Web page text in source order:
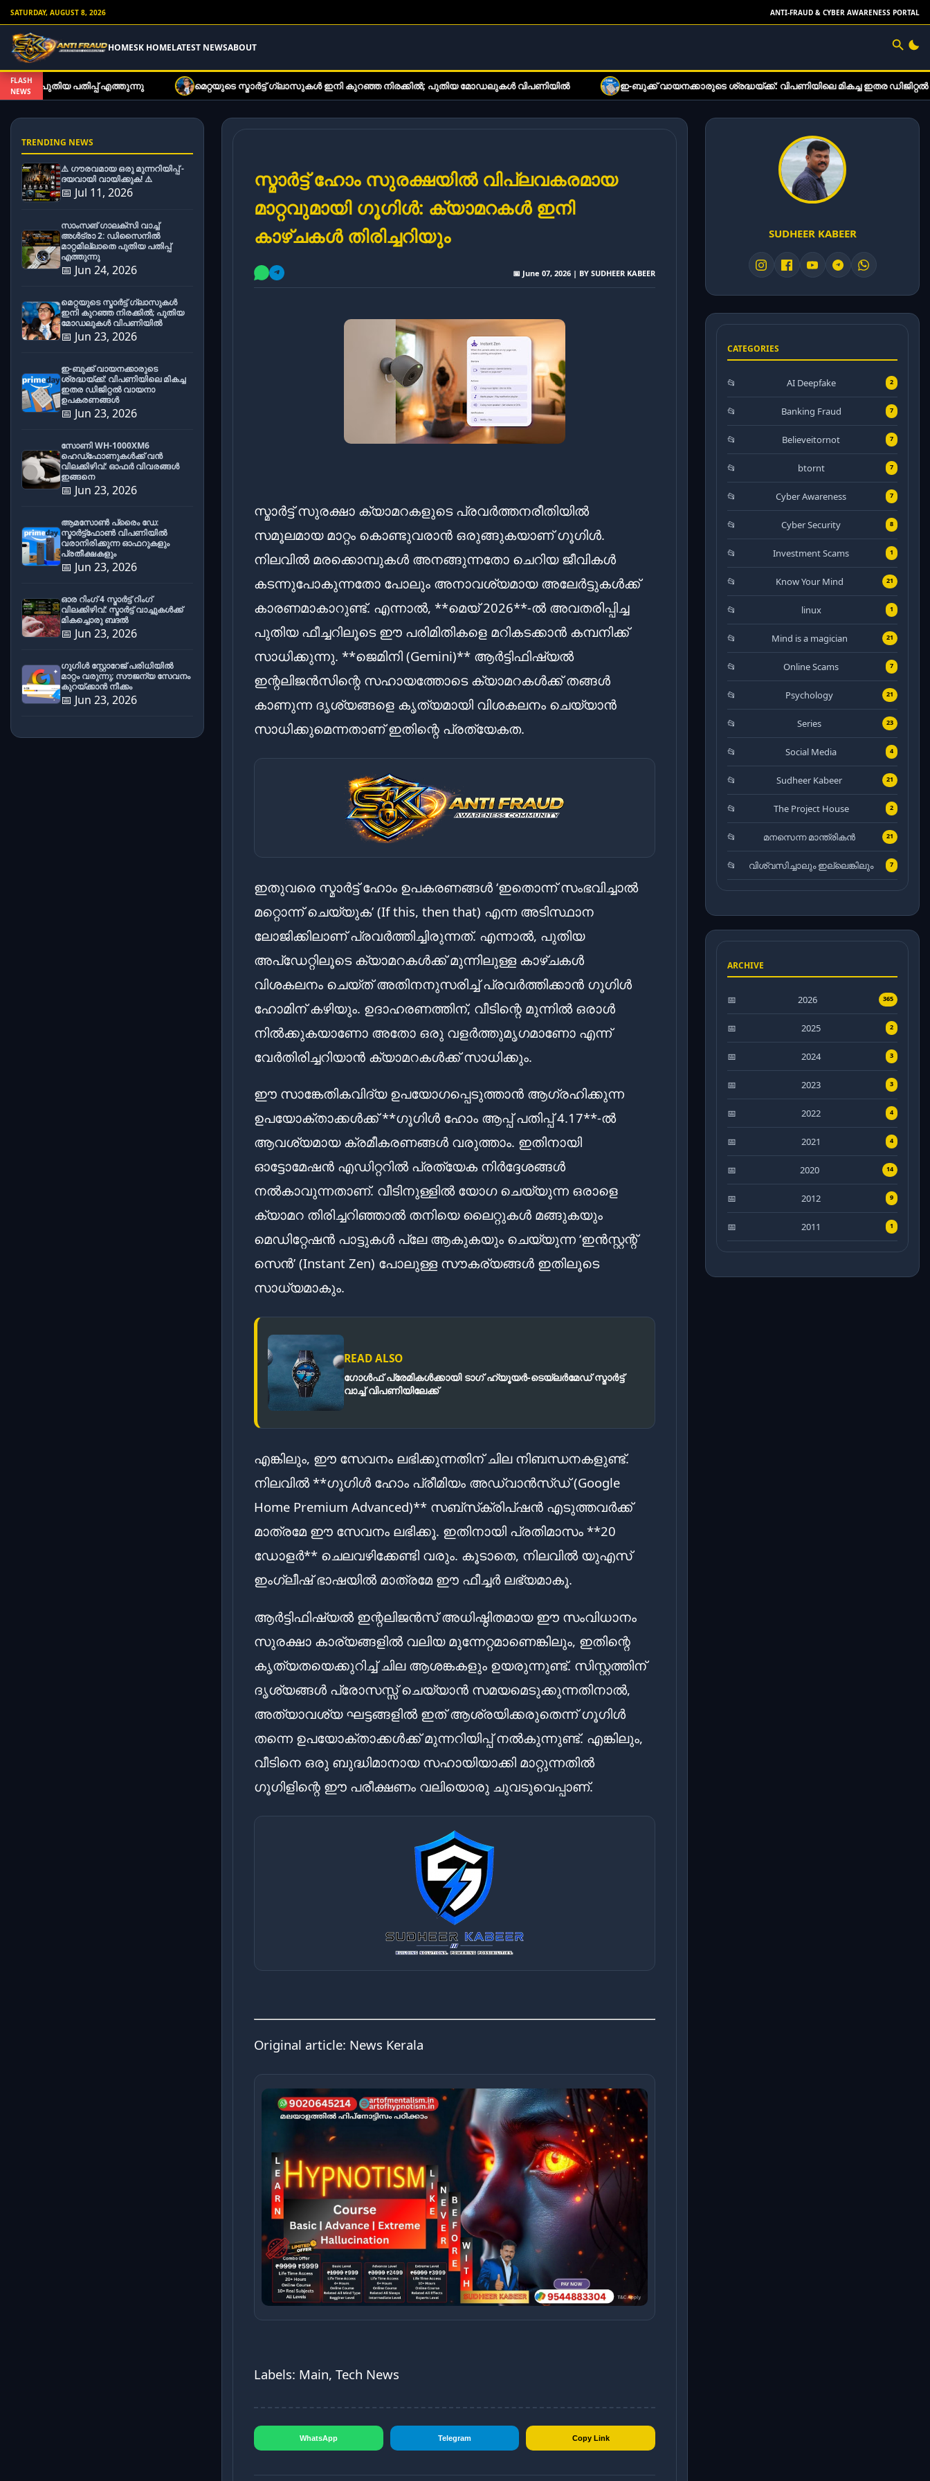
SATURDAY, AUGUST 8, 2026 ANTI-FRAUD & CYBER AWARENESS PORTAL
HOMESK HOMELATEST NEWSABOUT
FLASH
NEWS
എത്തുന്നു മെറ്റയുടെ സ്മാർട്ട് ഗ്ലാസുകൾ ഇനി കുറഞ്ഞ നിരക്കിൽ; പുതിയ മോഡലുകൾ വിപണിയിൽ ഇ-ബുക്ക് വായനക്കാരുടെ ശ്രദ്ധയ്ക്ക്: വിപണിയിലെ മികച്ച ഇതര ഡിജിറ്റൽ വായനാ
TRENDING NEWS
⚠️ ഗൗരവമായ ഒരു മുന്നറിയിപ്പ് -
ദയവായി വായിക്കുക! ⚠️
📅 Jul 11, 2026
സാംസങ് ഗാലക്സി വാച്ച്
അൾട്രാ 2: ഡിസൈനിൽ
മാറ്റമില്ലാതെ പുതിയ പതിപ്പ്
എത്തുന്നു
📅 Jun 24, 2026
മെറ്റയുടെ സ്മാർട്ട് ഗ്ലാസുകൾ
ഇനി കുറഞ്ഞ നിരക്കിൽ; പുതിയ
മോഡലുകൾ വിപണിയിൽ
📅 Jun 23, 2026
ഇ-ബുക്ക് വായനക്കാരുടെ
ശ്രദ്ധയ്ക്ക്: വിപണിയിലെ മികച്ച
ഇതര ഡിജിറ്റൽ വായനാ
ഉപകരണങ്ങൾ
📅 Jun 23, 2026
സോണി WH-1000XM6
ഹെഡ്‌ഫോണുകൾക്ക് വൻ
വിലക്കിഴിവ്: ഓഫർ വിവരങ്ങൾ
ഇങ്ങനെ
📅 Jun 23, 2026
ആമസോൺ പ്രൈം ഡേ:
സ്മാർട്ട്ഫോൺ വിപണിയിൽ
വരാനിരിക്കുന്ന ഓഫറുകളും
പ്രതീക്ഷകളും
📅 Jun 23, 2026
ഓര റിംഗ് 4 സ്മാർട്ട് റിംഗ്
വിലക്കിഴിവ്: സ്മാർട്ട് വാച്ചുകൾക്ക്
മികച്ചൊരു ബദൽ
📅 Jun 23, 2026
ഗൂഗിൾ സ്റ്റോറേജ് പരിധിയിൽ
മാറ്റം വരുന്നു; സൗജന്യ സേവനം
കുറയ്ക്കാൻ നീക്കം
📅 Jun 23, 2026
സ്മാർട്ട് ഹോം സുരക്ഷയിൽ വിപ്ലവകരമായ
മാറ്റവുമായി ഗൂഗിൾ: ക്യാമറകൾ ഇനി
കാഴ്ചകൾ തിരിച്ചറിയും
📅 June 07, 2026 | BY SUDHEER KABEER
സ്മാർട്ട് സുരക്ഷാ ക്യാമറകളുടെ പ്രവർത്തനരീതിയിൽ
സമൂലമായ മാറ്റം കൊണ്ടുവരാൻ ഒരുങ്ങുകയാണ് ഗൂഗിൾ.
നിലവിൽ മരക്കൊമ്പുകൾ അനങ്ങുന്നതോ ചെറിയ ജീവികൾ
കടന്നുപോകുന്നതോ പോലും അനാവശ്യമായ അലേർട്ടുകൾക്ക്
കാരണമാകാറുണ്ട്. എന്നാൽ, **മെയ് 2026**-ൽ അവതരിപ്പിച്ച
പുതിയ ഫീച്ചറിലൂടെ ഈ പരിമിതികളെ മറികടക്കാൻ കമ്പനിക്ക്
സാധിക്കുന്നു. **ജെമിനി (Gemini)** ആർട്ടിഫിഷ്യൽ
ഇന്റലിജൻസിന്റെ സഹായത്തോടെ ക്യാമറകൾക്ക് തങ്ങൾ
കാണുന്ന ദൃശ്യങ്ങളെ കൃത്യമായി വിശകലനം ചെയ്യാൻ
സാധിക്കുമെന്നതാണ് ഇതിന്റെ പ്രത്യേകത.
ഇതുവരെ സ്മാർട്ട് ഹോം ഉപകരണങ്ങൾ ‘ഇതൊന്ന് സംഭവിച്ചാൽ
മറ്റൊന്ന് ചെയ്യുക’ (If this, then that) എന്ന അടിസ്ഥാന
ലോജിക്കിലാണ് പ്രവർത്തിച്ചിരുന്നത്. എന്നാൽ, പുതിയ
അപ്‌ഡേറ്റിലൂടെ ക്യാമറകൾക്ക് മുന്നിലുള്ള കാഴ്ചകൾ
വിശകലനം ചെയ്ത് അതിനനുസരിച്ച് പ്രവർത്തിക്കാൻ ഗൂഗിൾ
ഹോമിന് കഴിയും. ഉദാഹരണത്തിന്, വീടിന്റെ മുന്നിൽ ഒരാൾ
നിൽക്കുകയാണോ അതോ ഒരു വളർത്തുമൃഗമാണോ എന്ന്
വേർതിരിച്ചറിയാൻ ക്യാമറകൾക്ക് സാധിക്കും.
ഈ സാങ്കേതികവിദ്യ ഉപയോഗപ്പെടുത്താൻ ആഗ്രഹിക്കുന്ന
ഉപയോക്താക്കൾക്ക് **ഗൂഗിൾ ഹോം ആപ്പ് പതിപ്പ് 4.17**-ൽ
ആവശ്യമായ ക്രമീകരണങ്ങൾ വരുത്താം. ഇതിനായി
ഓട്ടോമേഷൻ എഡിറ്ററിൽ പ്രത്യേക നിർദ്ദേശങ്ങൾ
നൽകാവുന്നതാണ്. വീടിനുള്ളിൽ യോഗ ചെയ്യുന്ന ഒരാളെ
ക്യാമറ തിരിച്ചറിഞ്ഞാൽ തനിയെ ലൈറ്റുകൾ മങ്ങുകയും
മെഡിറ്റേഷൻ പാട്ടുകൾ പ്ലേ ആകുകയും ചെയ്യുന്ന ‘ഇൻസ്റ്റന്റ്
സെൻ’ (Instant Zen) പോലുള്ള സൗകര്യങ്ങൾ ഇതിലൂടെ
സാധ്യമാകും.
READ ALSO
ഗോൾഫ് പ്രേമികൾക്കായി ടാഗ് ഹ്യൂയർ-ടെയ്‌ലർമേഡ് സ്മാർട്ട്
വാച്ച് വിപണിയിലേക്ക്
എങ്കിലും, ഈ സേവനം ലഭിക്കുന്നതിന് ചില നിബന്ധനകളുണ്ട്.
നിലവിൽ **ഗൂഗിൾ ഹോം പ്രീമിയം അഡ്വാൻസ്ഡ് (Google
Home Premium Advanced)** സബ്‌സ്‌ക്രിപ്‌ഷൻ എടുത്തവർക്ക്
മാത്രമേ ഈ സേവനം ലഭിക്കൂ. ഇതിനായി പ്രതിമാസം **20
ഡോളർ** ചെലവഴിക്കേണ്ടി വരും. കൂടാതെ, നിലവിൽ യുഎസ്
ഇംഗ്ലീഷ് ഭാഷയിൽ മാത്രമേ ഈ ഫീച്ചർ ലഭ്യമാകൂ.
ആർട്ടിഫിഷ്യൽ ഇന്റലിജൻസ് അധിഷ്ഠിതമായ ഈ സംവിധാനം
സുരക്ഷാ കാര്യങ്ങളിൽ വലിയ മുന്നേറ്റമാണെങ്കിലും, ഇതിന്റെ
കൃത്യതയെക്കുറിച്ച് ചില ആശങ്കകളും ഉയരുന്നുണ്ട്. സിസ്റ്റത്തിന്
ദൃശ്യങ്ങൾ പ്രോസസ്സ് ചെയ്യാൻ സമയമെടുക്കുന്നതിനാൽ,
അത്യാവശ്യ ഘട്ടങ്ങളിൽ ഇത് ആശ്രയിക്കരുതെന്ന് ഗൂഗിൾ
തന്നെ ഉപയോക്താക്കൾക്ക് മുന്നറിയിപ്പ് നൽകുന്നുണ്ട്. എങ്കിലും,
വീടിനെ ഒരു ബുദ്ധിമാനായ സഹായിയാക്കി മാറ്റുന്നതിൽ
ഗൂഗിളിന്റെ ഈ പരീക്ഷണം വലിയൊരു ചുവടുവെപ്പാണ്.
Original article: News Kerala
Labels: Main, Tech News
WhatsApp Telegram Copy Link
SUDHEER KABEER
CATEGORIES
AI Deepfake 2
Banking Fraud 7
Believeitornot 7
btornt 7
Cyber Awareness 7
Cyber Security 8
Investment Scams 1
Know Your Mind 21
linux 1
Mind is a magician 21
Online Scams 7
Psychology 21
Series 23
Social Media 4
Sudheer Kabeer 21
The Project House 2
മനസെന്ന മാന്ത്രികൻ 21
വിശ്വസിച്ചാലും ഇല്ലെങ്കിലും 7
ARCHIVE
2026 365
2025 2
2024 3
2023 3
2022 4
2021 4
2020 14
2012 9
2011 1